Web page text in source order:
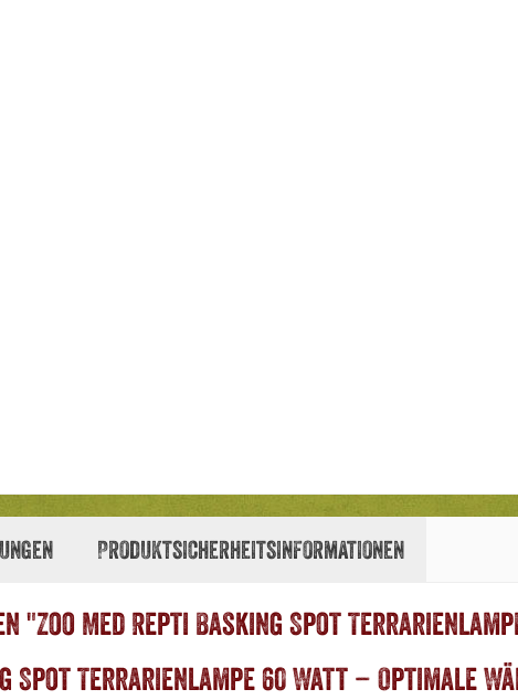
Produktsicherheitsinformationen
"Zoo Med Repti Basking Spot
Spot Terrarienlampe 60 Watt – Optimale